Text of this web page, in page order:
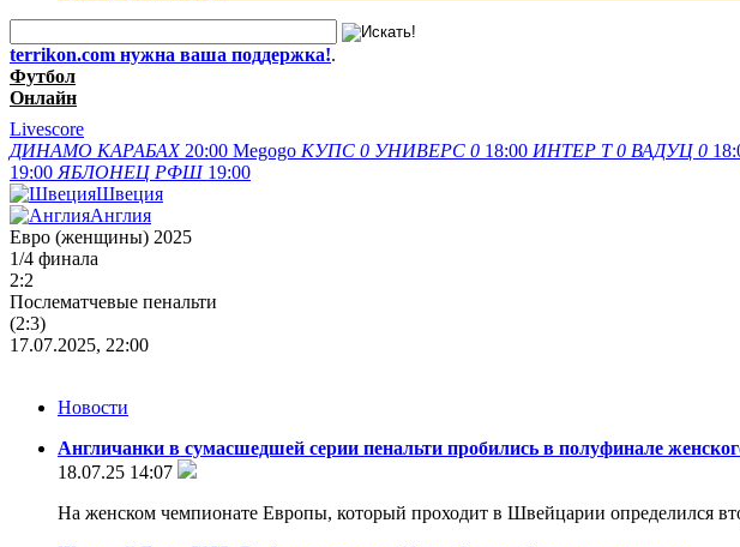
terrikon.com нужна ваша поддержка!.
Футбол
Онлайн
Livescore
ДИНАМО КАРАБАХ 20:00 Megogo КУПС 0 УНИВЕРС 0 18:00 ИНТЕР Т 0 ВАДУЦ 0
19:00 ЯБЛОНЕЦ РФШ 19:00
Швеция
Англия
Евро (женщины) 2025
1/4 финала
2:2
Послематчевые пенальти
(2:3)
17.07.2025, 22:00
Новости
Англичанки в сумасшедшей серии пенальти пробились в полуфинале
18.07.25 14:07
На женском чемпионате Европы, который проходит в Швейцарии определился